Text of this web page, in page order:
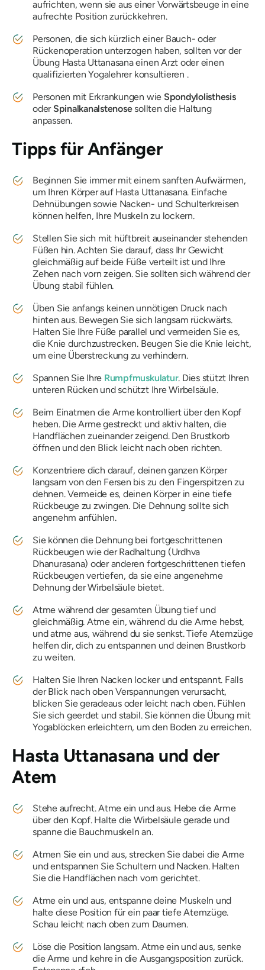
aufrichten, wenn sie aus einer Vorwärtsbeuge in eine
aufrechte Position zurückkehren.
Personen, die sich kürzlich einer Bauch- oder
Rückenoperation unterzogen haben, sollten vor der
Übung Hasta Uttanasanaeinen Arzt oder einen
qualifizierten Yogalehrer konsultieren .
Personen mit Erkrankungen wie Spondylolisthesis
oder Spinalkanalstenosesollten die Haltung
anpassen.
Tipps für Anfänger
Beginnen Sie immer mit einem sanften Aufwärmen,
um Ihren Körper auf Hasta Uttanasana. Einfache
Dehnübungen sowie Nacken- und Schulterkreisen
können helfen, Ihre Muskeln zu lockern.
Stellen Sie sich mit hüftbreit auseinander stehenden
Füßen hin. Achten Sie darauf, dass Ihr Gewicht
gleichmäßig auf beide Füße verteilt ist und Ihre
Zehen nach vorn zeigen. Sie sollten sich während der
Übung stabil fühlen.
Üben Sie anfangs keinen unnötigen Druck nach
hinten aus. Bewegen Sie sich langsam rückwärts.
Halten Sie Ihre Füße parallel und vermeiden Sie es,
die Knie durchzustrecken. Beugen Sie die Knie leicht,
um eine Überstreckung zu verhindern.
Spannen Sie Ihre Rumpfmuskulatur. Dies stützt Ihren
unteren Rücken und schützt Ihre Wirbelsäule.
Beim Einatmen die Arme kontrolliert über den Kopf
heben. Die Arme gestreckt und aktiv halten, die
Handflächen zueinander zeigend. Den Brustkorb
öffnen und den Blick leicht nach oben richten.
Konzentriere dich darauf, deinen ganzen Körper
langsam von den Fersen bis zu den Fingerspitzen zu
dehnen. Vermeide es, deinen Körper in eine tiefe
Rückbeuge zu zwingen. Die Dehnung sollte sich
angenehm anfühlen.
Sie können die Dehnung bei fortgeschrittenen
Rückbeugen wie der Radhaltung (Urdhva
Dhanurasana) oder anderen fortgeschrittenen tiefen
Rückbeugen vertiefen, da sie eine angenehme
Dehnung der Wirbelsäule bietet.
Atme während der gesamten Übung tief und
gleichmäßig. Atme ein, während du die Arme hebst,
und atme aus, während du sie senkst. Tiefe Atemzüge
helfen dir, dich zu entspannen und deinen Brustkorb
zu weiten.
Halten Sie Ihren Nacken locker und entspannt. Falls
der Blick nach oben Verspannungen verursacht,
blicken Sie geradeaus oder leicht nach oben. Fühlen
Sie sich geerdet und stabil. Sie können die Übung mit
Yogablöcken erleichtern, um den Boden zu erreichen.
Hasta Uttanasana und der
Atem
Stehe aufrecht. Atme ein und aus. Hebe die Arme
über den Kopf. Halte die Wirbelsäule gerade und
spanne die Bauchmuskeln an.
Atmen Sie ein und aus, strecken Sie dabei die Arme
und entspannen Sie Schultern und Nacken. Halten
Sie die Handflächen nach vorn gerichtet.
Atme ein und aus, entspanne deine Muskeln und
halte diese Position für ein paar tiefe Atemzüge.
Schau leicht nach oben zum Daumen.
Löse die Position langsam. Atme ein und aus, senke
die Arme und kehre in die Ausgangsposition zurück.